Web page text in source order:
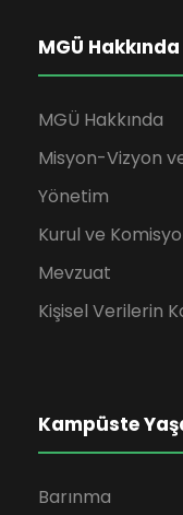
MGÜ Hakkında
MGÜ Hakkında
Misyon-Vizyon
Yönetim
Kurul ve
Mevzuat
Kişisel Verilerin
Kampüste
Barınma